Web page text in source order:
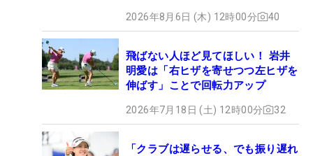
2026年8月6日 (木) 12時00分 40
飛ばない人ほど見てほしい！ 岩井
明愛は「右ヒザを寄せつつ左ヒザを
伸ばす」ことで回転力アップ
2026年7月18日 (土) 12時00分 32
「クラブは遅らせる、でも振り遅れ